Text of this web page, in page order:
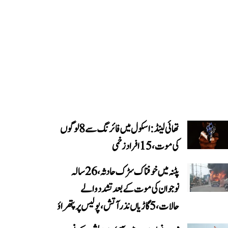
تھائی لینڈ: اسکول میں فائرنگ سے 8 لوگوں
کی موت، 15 افراد زخمی
پٹنہ میں خوفناک سڑک حادثہ، 26 سالہ
نوجوان کی موت کے بعد تشدد والے
حالات، 5 گاڑیاں نذر آتش، پولیس پر پتھراؤ